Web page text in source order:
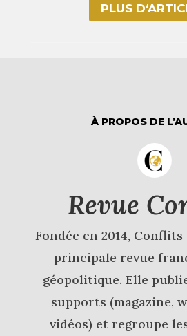
PLUS
À PROPOS DE
Revue
Fondée en 2014,
principale revue
géopolitique. Elle
supports (magazine,
vidéos) et regroupe